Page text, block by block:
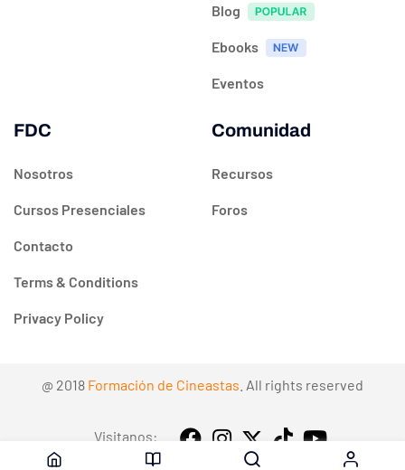
Blog
Ebooks
Eventos
FDC
Nosotros
Cursos Presenciales
Contacto
Terms & Conditions
Privacy Policy
Comunidad
Recursos
Foros
@ 2018 Formación de Cineastas . All rights reserved
Visitanos: